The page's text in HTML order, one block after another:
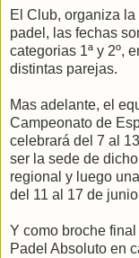
El Club, organiza
padel, las fechas
categorias 1ª y 2º,
distintas parejas.
Mas adelante, el
Campeonato de
celebrará del 7 al
ser la sede de
regional y luego
del 11 al 17 de
Y como broche
Padel Absoluto en